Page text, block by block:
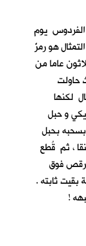
يوم
سقوط التمثال هو رمزٌ
عاما من
حاولت
لكنها
و حبل
بحبل
، ثم قُطع
فوق
بقيت ثابته .
!